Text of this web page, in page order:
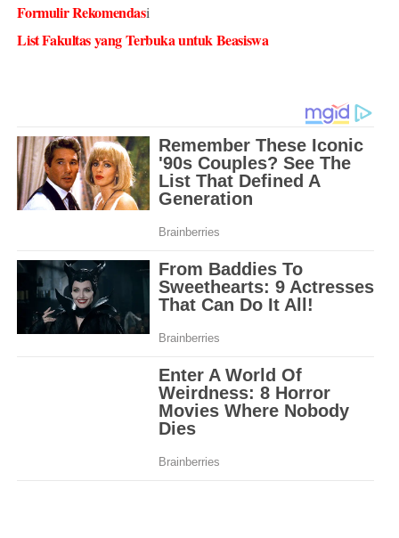
Formulir Rekomendasi
List Fakultas yang Terbuka untuk Beasiswa